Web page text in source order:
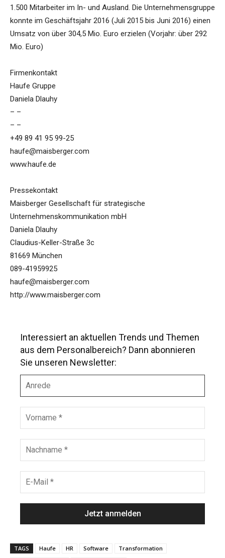
1.500 Mitarbeiter im In- und Ausland. Die Unternehmensgruppe
konnte im Geschäftsjahr 2016 (Juli 2015 bis Juni 2016) einen
Umsatz von über 304,5 Mio. Euro erzielen (Vorjahr: über 292
Mio. Euro)
Firmenkontakt
Haufe Gruppe
Daniela Dlauhy
– –
– –
+49 89 41 95 99-25
haufe@maisberger.com
www.haufe.de
Pressekontakt
Maisberger Gesellschaft für strategische
Unternehmenskommunikation mbH
Daniela Dlauhy
Claudius-Keller-Straße 3c
81669 München
089-41959925
haufe@maisberger.com
http://www.maisberger.com
Interessiert an aktuellen Trends und Themen
aus dem Personalbereich? Dann abonnieren
Sie unseren Newsletter:
r
e
e
r
n
m
c
h
a
M
a
l
TAGS Haufe HR Software
Transformation